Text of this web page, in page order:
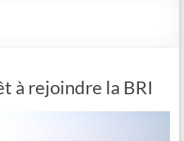
à rejoindre la BRI